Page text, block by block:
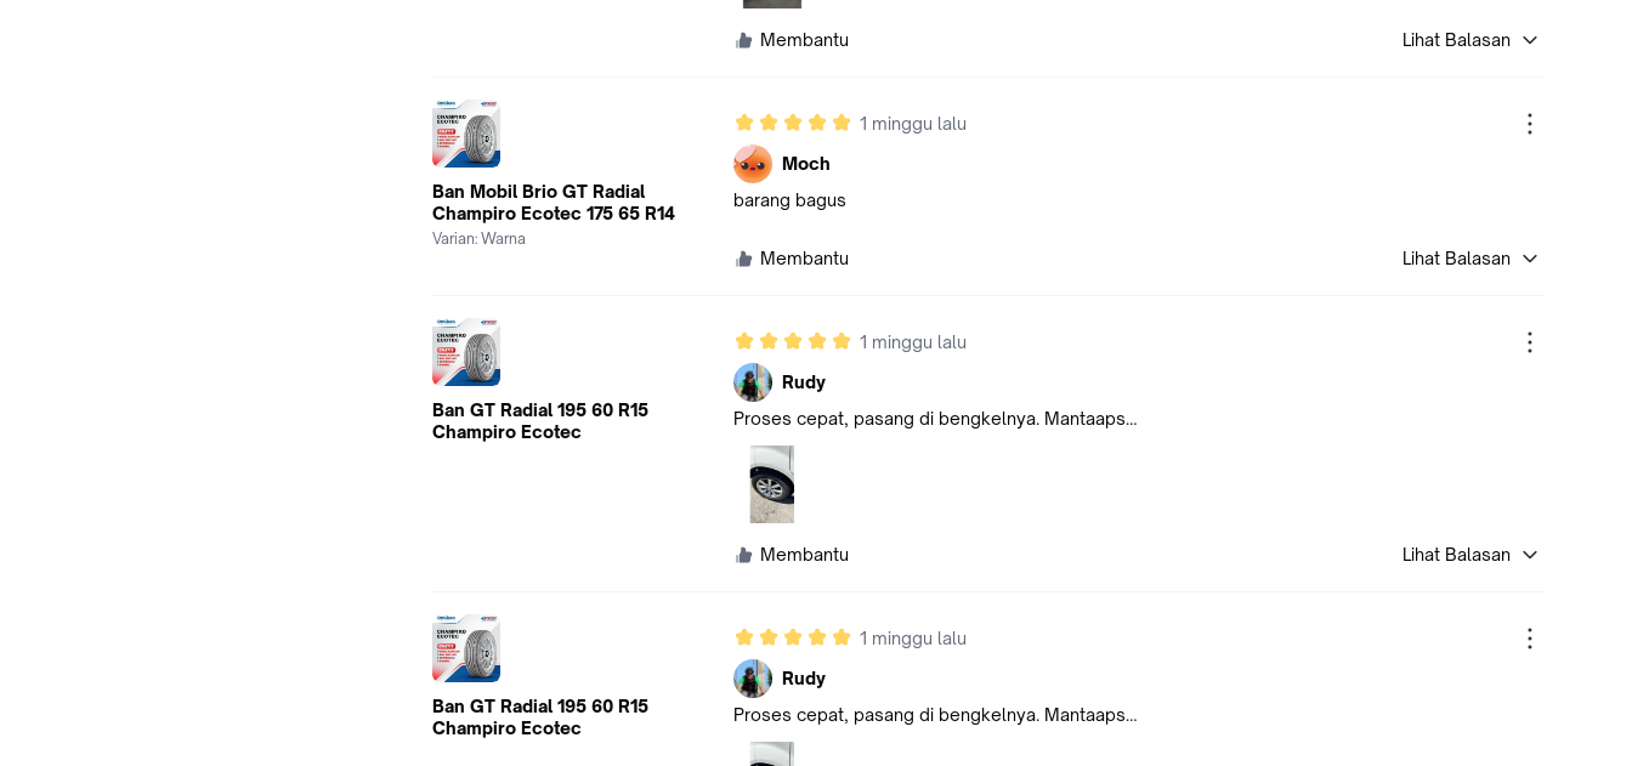
Membantu Lihat Balasan
Ban Mobil Brio GT Radial
Champiro Ecotec 175 65 R14
Varian: Warna
1 minggu lalu
Moch
barang bagus
Membantu Lihat Balasan
Ban GT Radial 195 60 R15
Champiro Ecotec
1 minggu lalu
Rudy
Proses cepat, pasang di bengkelnya. Mantaaps…
Membantu Lihat Balasan
Ban GT Radial 195 60 R15
Champiro Ecotec
1 minggu lalu
Rudy
Proses cepat, pasang di bengkelnya. Mantaaps…